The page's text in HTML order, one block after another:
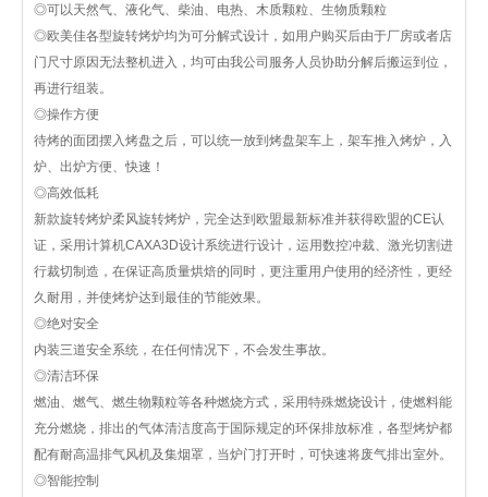
◎可以天然气、液化气、柴油、电热、木质颗粒、生物质颗粒
◎欧美佳各型旋转烤炉均为可分解式设计，如用户购买后由于厂房或者店
门尺寸原因无法整机进入，均可由我公司服务人员协助分解后搬运到位，
再进行组装。
◎操作方便
待烤的面团摆入烤盘之后，可以统一放到烤盘架车上，架车推入烤炉，入
炉、出炉方便、快速！
◎高效低耗
新款旋转烤炉柔风旋转烤炉，完全达到欧盟最新标准并获得欧盟的CE认
证，采用计算机CAXA3D设计系统进行设计，运用数控冲裁、激光切割进
行裁切制造，在保证高质量烘焙的同时，更注重用户使用的经济性，更经
久耐用，并使烤炉达到最佳的节能效果。
◎绝对安全
内装三道安全系统，在任何情况下，不会发生事故。
◎清洁环保
燃油、燃气、燃生物颗粒等各种燃烧方式，采用特殊燃烧设计，使燃料能
充分燃烧，排出的气体清洁度高于国际规定的环保排放标准，各型烤炉都
配有耐高温排气风机及集烟罩，当炉门打开时，可快速将废气排出室外。
◎智能控制